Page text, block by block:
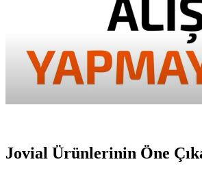
Jovial Ürünlerinin Öne